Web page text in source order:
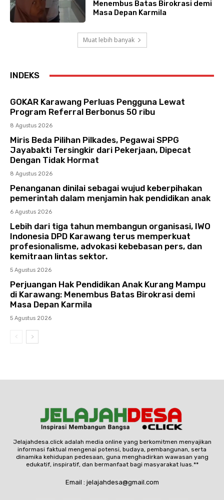
Menembus Batas Birokrasi demi
Masa Depan Karmila
Muat lebih banyak
INDEKS
GOKAR Karawang Perluas Pengguna Lewat
Program Referral Berbonus 50 ribu
8 Agustus 2026
Miris Beda Pilihan Pilkades, Pegawai SPPG
Jayabakti Tersingkir dari Pekerjaan, Dipecat
Dengan Tidak Hormat
8 Agustus 2026
Penanganan dinilai sebagai wujud keberpihakan
pemerintah dalam menjamin hak pendidikan anak
6 Agustus 2026
Lebih dari tiga tahun membangun organisasi, IWO
Indonesia DPD Karawang terus memperkuat
profesionalisme, advokasi kebebasan pers, dan
kemitraan lintas sektor.
5 Agustus 2026
Perjuangan Hak Pendidikan Anak Kurang Mampu
di Karawang: Menembus Batas Birokrasi demi
Masa Depan Karmila
5 Agustus 2026
Jelajahdesa.click adalah media online yang berkomitmen menyajikan
informasi faktual mengenai potensi, budaya, pembangunan, serta
dinamika kehidupan pedesaan, guna menghadirkan wawasan yang
edukatif, inspiratif, dan bermanfaat bagi masyarakat luas.**
Email : jelajahdesa@gmail.com